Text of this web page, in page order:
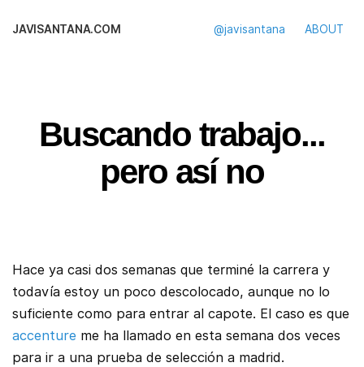
JAVISANTANA.COM @javisantana ABOUT
Buscando trabajo...
pero así no
Hace ya casi dos semanas que terminé la carrera y
todavía estoy un poco descolocado, aunque no lo
suficiente como para entrar al capote. El caso es que
accenture me ha llamado en esta semana dos veces
para ir a una prueba de selección a madrid.